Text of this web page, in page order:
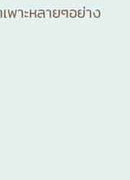
าะหลายๆอย่าง